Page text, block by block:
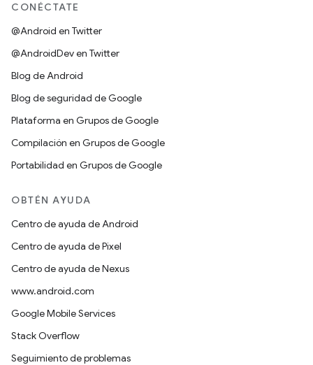
CONÉCTATE
@Android en Twitter
@AndroidDev en Twitter
Blog de Android
Blog de seguridad de Google
Plataforma en Grupos de Google
Compilación en Grupos de Google
Portabilidad en Grupos de Google
OBTÉN AYUDA
Centro de ayuda de Android
Centro de ayuda de Pixel
Centro de ayuda de Nexus
www.android.com
Google Mobile Services
Stack Overflow
Seguimiento de problemas